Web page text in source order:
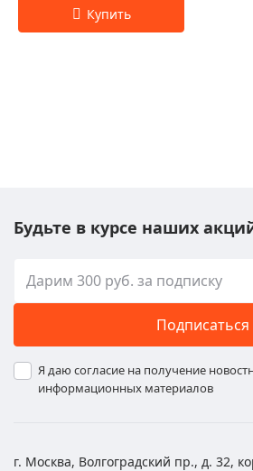
Будьте в курсе наших
Подписаться
Я даю согласие на получение
информационных материалов
г. Москва, Волгоградский пр., д. 32,